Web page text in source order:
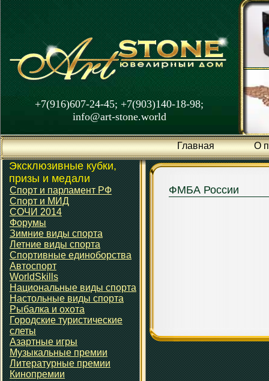
+7(916)607-24-45; +7(903)140-18-98;
info@art-stone.world
Главная О
Эксклюзивные кубки,
призы и медали
Спорт и парламент РФ
Спорт и МИД
СОЧИ 2014
Форумы
Зимние виды спорта
Летние виды спорта
Спортивные единоборства
Автоспорт
WorldSkills
Национальные виды спорта
Настольные виды спорта
Рыбалка и охота
Городские туристические
слеты
Азартные игры
Музыкальные премии
Литературные премии
Кинопремии
ФМБА России